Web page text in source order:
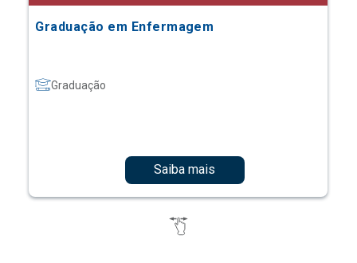
Graduação em Enfermagem
Graduação
Saiba mais